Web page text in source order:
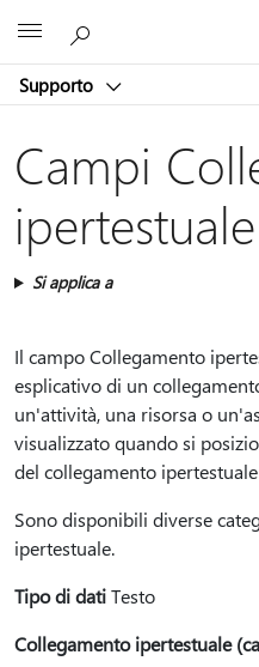
Supporto
Campi
ipertestuale
Si applica a
Il campo Collegamento
esplicativo di un
un'attività, una risorsa o
visualizzato quando si
del collegamento
Sono disponibili diverse
ipertestuale.
Tipo di datiTesto
Collegamento ipertestuale